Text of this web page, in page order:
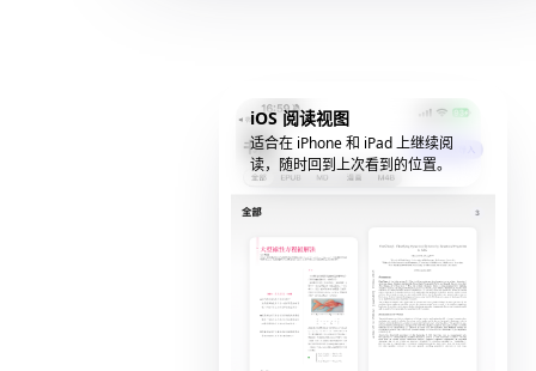
iOS 阅读视图
适合在 iPhone 和 iPad 上继续阅
读，随时回到上次看到的位置。